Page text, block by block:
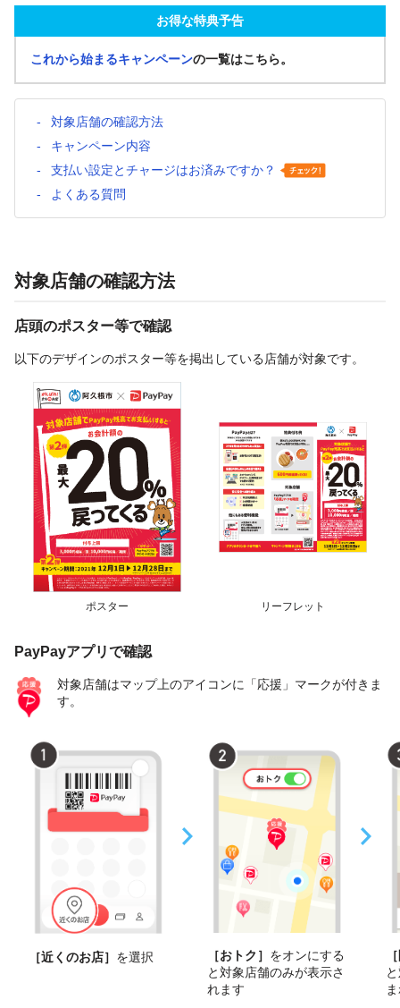
お得な特典予告
これから始まるキャンペーンの一覧はこちら。
対象店舗の確認方法
キャンペーン内容
支払い設定とチャージはお済みですか？
よくある質問
対象店舗の確認方法
店頭のポスター等で確認
以下のデザインのポスター等を掲出している店舗が対象です。
ポスター リーフレット
PayPayアプリで確認
対象店舗はマップ上のアイコンに「応援」マークが付きま
す。
［近くのお店］ を選択 ［おトク］ をオンにする
と対象店舗のみが表示さ
れます